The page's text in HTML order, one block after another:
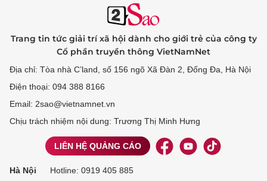
Trang tin tức giải trí xã hội dành cho giới trẻ của công ty
Cổ phần truyền thông VietNamNet
Địa chỉ: Tòa nhà C’land, số 156 ngõ Xã Đàn 2, Đống Đa, Hà Nội
Điện thoại: 094 388 8166
Email: 2sao@vietnamnet.vn
Chịu trách nhiệm nội dung: Trương Thị Minh Hưng
LIÊN HỆ QUẢNG CÁO
Hà Nội Hotline: 0919 405 885